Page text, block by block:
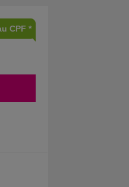
CPF *